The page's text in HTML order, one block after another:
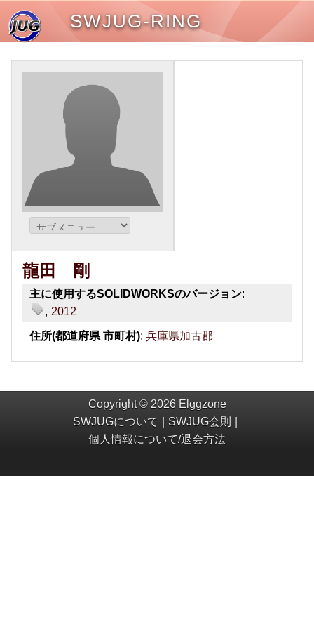
SWJUG-RING
龍田 剛
主に使用するSOLIDWORKSのバージョン:
2012
住所(都道府県 市町村): 兵庫県加古郡
Copyright © 2026 Elggzone
SWJUGについて
SWJUG会則
個人情報について/退会方法